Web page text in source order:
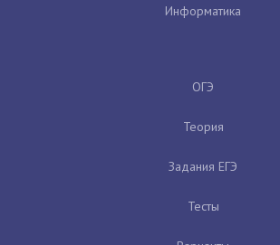
Информатика
ОГЭ
Теория
Задания ЕГЭ
Тесты